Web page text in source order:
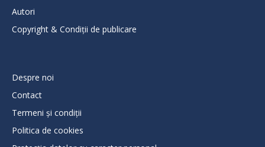
Autori
Copyright & Condiții de publicare
Despre noi
Contact
Termeni și condiții
Politica de cookies